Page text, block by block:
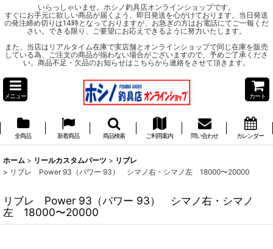
いらっしゃいませ。ホシノ釣具店オンラインショップです。
すぐにお手元に欲しい商品が届くよう、即日発送を心がけております。当日発送
の発注締め切りは14時となっておりますが、お急ぎの方はお電話にてご一報くだ
さい。できる限り、ご要望にお応えできるように努力いたします。
また、当店はリアルタイム在庫で実店舗とオンラインショップで同じ在庫を販売
している為、ご注文の商品が揃わない場合がございますので、予めご了承くださ
い。商品不足・欠品のお知らせはこちらから連絡をさせて頂きます。
メニュー カート
全商品 新着商品 商品検索 ご利用案内 問い合わせ カレンダー
ホーム > リールカスタムパーツ > リブレ
> リブレ Power 93（パワー 93） シマノ右・シマノ左 18000〜20000
リブレ Power 93（パワー 93） シマノ右・シマノ
左 18000〜20000